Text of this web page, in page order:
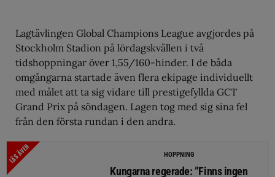
Lagtävlingen Global Champions League avgjordes på
Stockholm Stadion på lördagskvällen i två
tidshoppningar över 1,55/160-hinder. I de båda
omgångarna startade även flera ekipage individuellt
med målet att ta sig vidare till prestigefyllda GCT
Grand Prix på söndagen. Lagen tog med sig sina fel
från den första rundan i den andra.
LÄS ÄVEN HOPPNING
Kungarna regerade: ”Finns ingen